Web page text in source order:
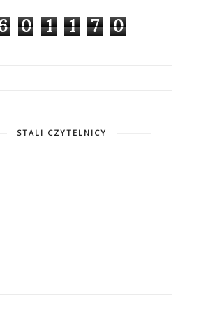
0 1 1 7 0
STALI CZYTELNICY